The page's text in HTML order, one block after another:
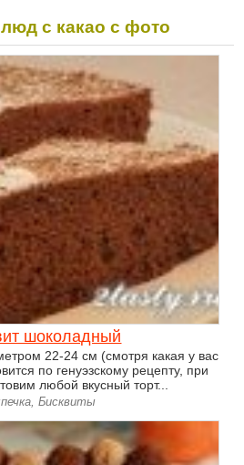
с какао с фото
шоколадный
22-24 см (смотря какая у вас
по генуэзскому рецепту, при
любой вкусный торт...
Бисквиты